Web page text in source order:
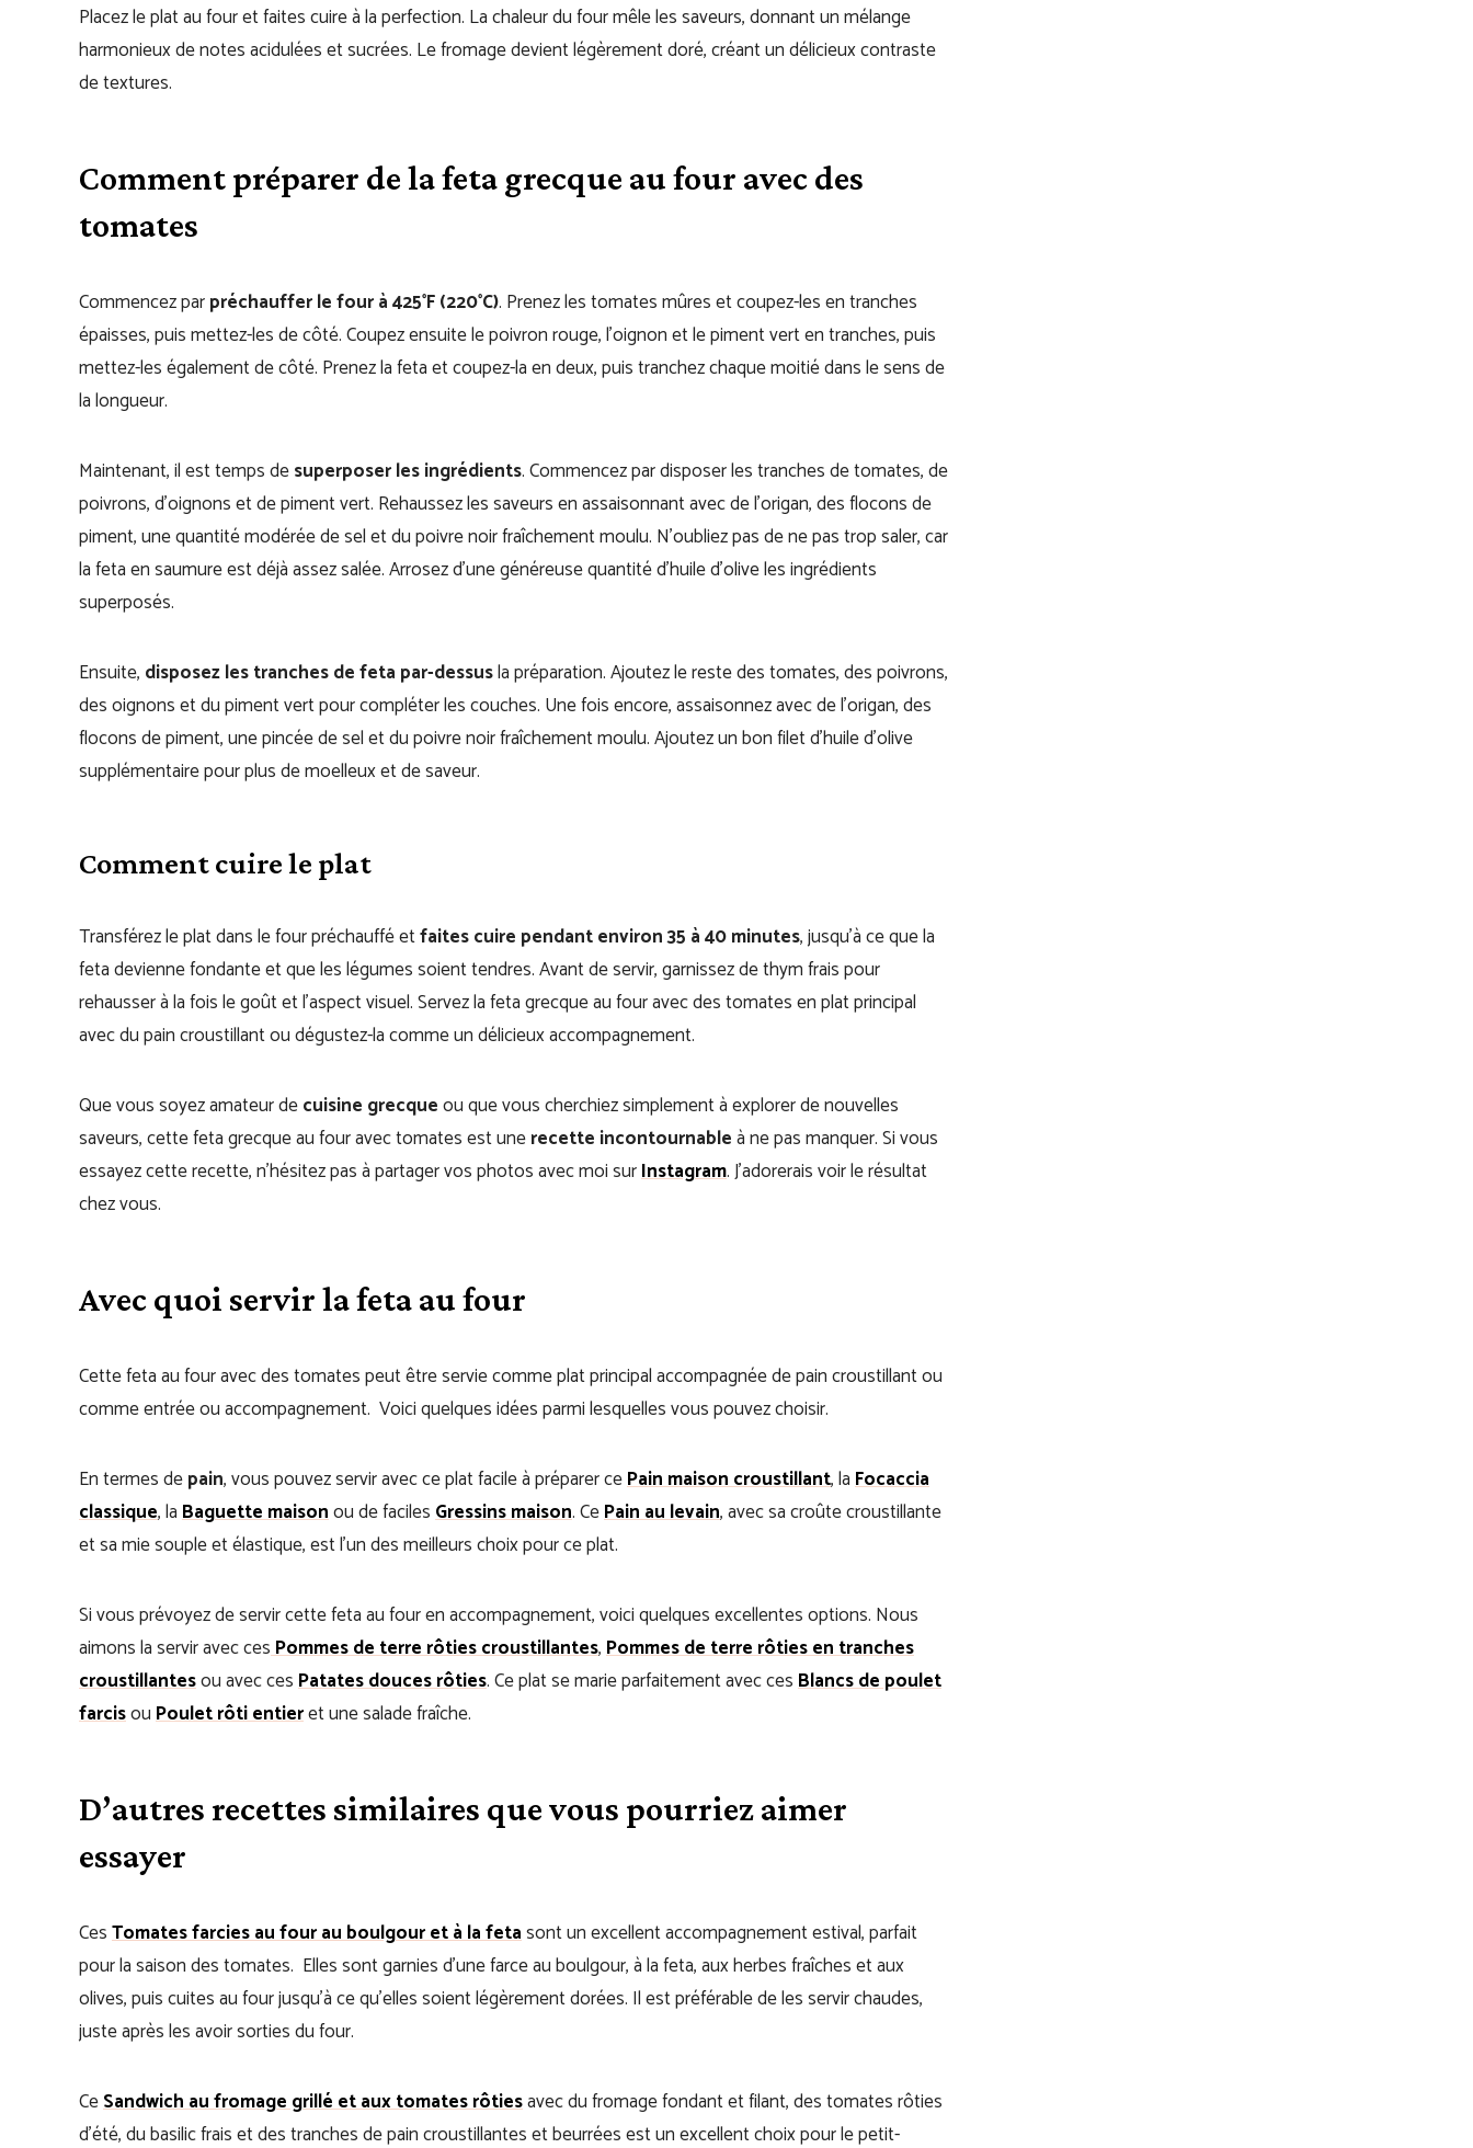
Placez le plat au four et faites cuire à la perfection. La chaleur du four mêle les saveurs, donnant un mélange
harmonieux de notes acidulées et sucrées. Le fromage devient légèrement doré, créant un délicieux contraste
de textures.
Comment préparer de la feta grecque au four avec des
tomates
Commencez parpréchauffer le four à 425°F (220°C). Prenez les tomates mûres et coupez-les en tranches
épaisses, puis mettez-les de côté. Coupez ensuite le poivron rouge, l’oignon et le piment vert en tranches, puis
mettez-les également de côté. Prenez la feta et coupez-la en deux, puis tranchez chaque moitié dans le sens de
la longueur.
Maintenant, il est temps desuperposer les ingrédients. Commencez par disposer les tranches de tomates, de
poivrons, d’oignons et de piment vert. Rehaussez les saveurs en assaisonnant avec de l’origan, des flocons de
piment, une quantité modérée de sel et du poivre noir fraîchement moulu. N’oubliez pas de ne pas trop saler, car
la feta en saumure est déjà assez salée. Arrosez d’une généreuse quantité d’huile d’olive les ingrédients
superposés.
Ensuite, disposez les tranches de feta par-dessusla préparation. Ajoutez le reste des tomates, des poivrons,
des oignons et du piment vert pour compléter les couches. Une fois encore, assaisonnez avec de l’origan, des
flocons de piment, une pincée de sel et du poivre noir fraîchement moulu. Ajoutez un bon filet d’huile d’olive
supplémentaire pour plus de moelleux et de saveur.
Comment cuire le plat
Transférez le plat dans le four préchauffé etfaites cuire pendant environ 35 à 40 minutes, jusqu’à ce que la
feta devienne fondante et que les légumes soient tendres. Avant de servir, garnissez de thym frais pour
rehausser à la fois le goût et l’aspect visuel. Servez la feta grecque au four avec des tomates en plat principal
avec du pain croustillant ou dégustez-la comme un délicieux accompagnement.
Que vous soyez amateur decuisine grecqueou que vous cherchiez simplement à explorer de nouvelles
saveurs, cette feta grecque au four avec tomates est unerecette incontournableà ne pas manquer. Si vous
essayez cette recette, n’hésitez pas à partager vos photos avec moi surInstagram. J’adorerais voir le résultat
chez vous.
Avec quoi servir la feta au four
Cette feta au four avec des tomates peut être servie comme plat principal accompagnée de pain croustillant ou
comme entrée ou accompagnement. Voici quelques idées parmi lesquelles vous pouvez choisir.
En termes depain, vous pouvez servir avec ce plat facile à préparer cePain maison croustillant, laFocaccia
classique, laBaguette maisonou de facilesGressins maison. CePain au levain, avec sa croûte croustillante
et sa mie souple et élastique, est l’un des meilleurs choix pour ce plat.
Si vous prévoyez de servir cette feta au four en accompagnement, voici quelques excellentes options. Nous
aimons la servir avec cesPommes de terre rôties croustillantes,Pommes de terre rôties en tranches
croustillantesou avec cesPatates douces rôties. Ce plat se marie parfaitement avec cesBlancs de poulet
farcisouPoulet rôti entieret une salade fraîche.
D’autres recettes similaires que vous pourriez aimer
essayer
CesTomates farcies au four au boulgour et à la fetasont un excellent accompagnement estival, parfait
pour la saison des tomates. Elles sont garnies d’une farce au boulgour, à la feta, aux herbes fraîches et aux
olives, puis cuites au four jusqu’à ce qu’elles soient légèrement dorées. Il est préférable de les servir chaudes,
juste après les avoir sorties du four.
CeSandwich au fromage grillé et aux tomates rôtiesavec du fromage fondant et filant, des tomates rôties
d’été, du basilic frais et des tranches de pain croustillantes et beurrées est un excellent choix pour le petit-